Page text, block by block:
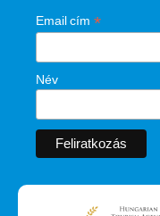
Email cím *
Név